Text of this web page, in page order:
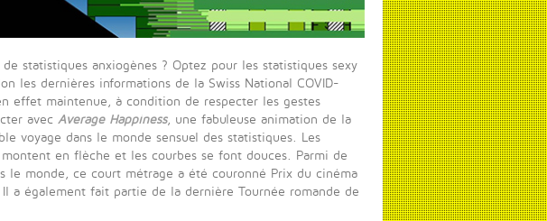
statistiques anxiogènes ? Optez pour les statistiques sexy
les dernières informations de la Swiss National COVID-
effet maintenue, à condition de respecter les gestes
avec Average Happiness, une fabuleuse animation de la
voyage dans le monde sensuel des statistiques. Les
en flèche et les courbes se font douces. Parmi de
le monde, ce court métrage a été couronné Prix du cinéma
a également fait partie de la dernière Tournée romande de